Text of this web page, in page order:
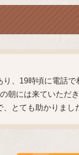
、19時頃に電話で
朝には来ていただ
とても助かりまし